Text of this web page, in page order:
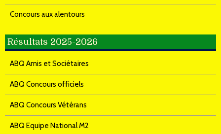
Concours aux alentours
Résultats 2025-2026
ABQ Amis et Sociétaires
ABQ Concours officiels
ABQ Concours Vétérans
ABQ Equipe National M2